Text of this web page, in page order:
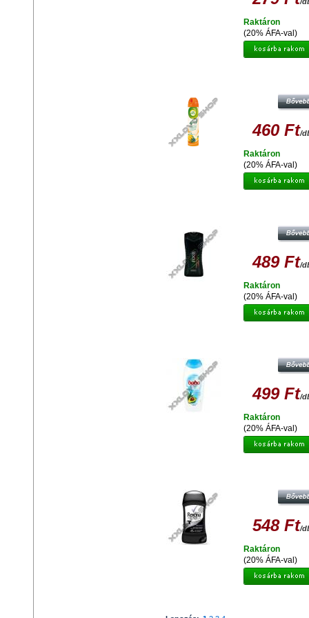
(20% ÁFA-val)
Raktáron
460 Ft/
(20% ÁFA-val)
Raktáron
489 Ft/
(20% ÁFA-val)
Raktáron
499 Ft/
(20% ÁFA-val)
Raktáron
548 Ft/
(20% ÁFA-val)
Raktáron